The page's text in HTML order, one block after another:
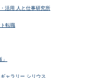
活用 人と仕事研究所
転職
ャラリー シリウス